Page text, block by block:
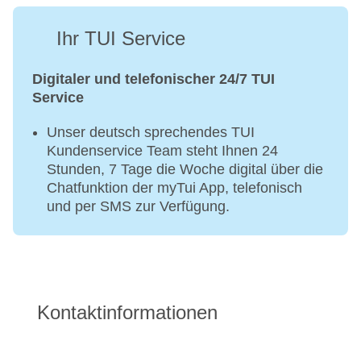
Ihr TUI Service
Digitaler und telefonischer 24/7 TUI
Service
Unser deutsch sprechendes TUI
Kundenservice Team steht Ihnen 24
Stunden, 7 Tage die Woche digital über die
Chatfunktion der myTui App, telefonisch
und per SMS zur Verfügung.
Kontaktinformationen